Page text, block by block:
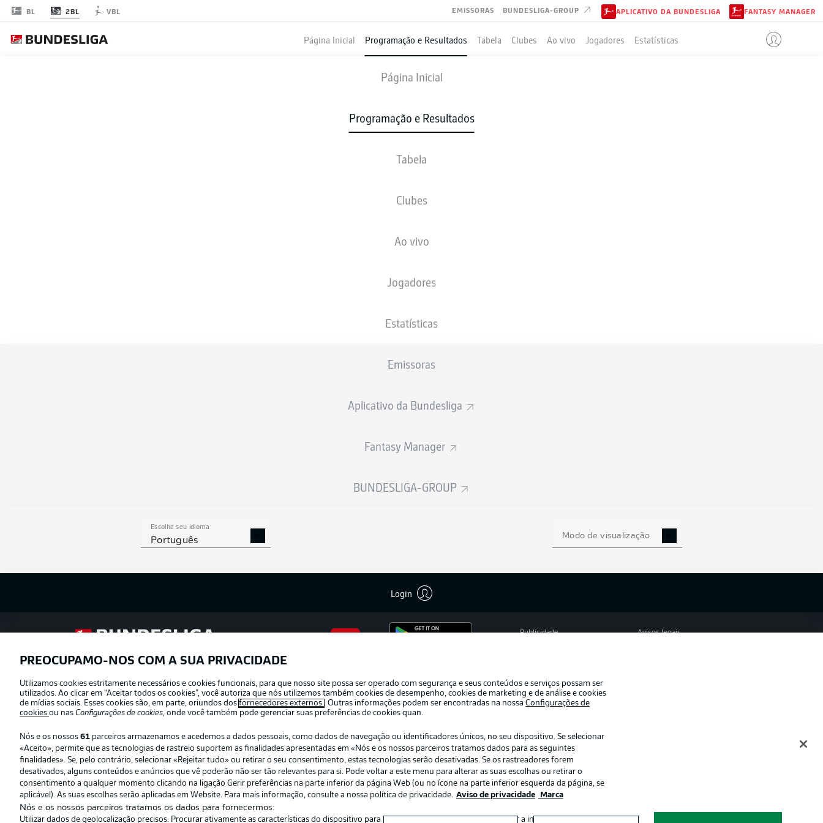
BL 2BL VBL EMISSORAS BUNDESLIGA-GROUP APLICATIVO DA BUNDESLIGA FANTASY MANAGER
Página Inicial Programação e Resultados Tabela Clubes Ao vivo Jogadores Estatísticas
Página Inicial
Programação e Resultados
Tabela
Clubes
Ao vivo
Jogadores
Estatísticas
Emissoras
Aplicativo da Bundesliga
Fantasy Manager
BUNDESLIGA-GROUP
Escolha seu idioma
Português Modo de visualização
Login
HERTHA BERLIN FC ENERGIE COTTBUS
ESCALAÇÕES
sex., 09.04.2027 - dom., 11.04.2027
Publicidade
Football as it’s meant to be
Oferecido por
Publicidade Avisos legais
Marca
Escolha seu idioma
PREOCUPAMO-NOS COM A SUA PRIVACIDADE
Utilizamos cookies estritamente necessários e cookies funcionais, para que nosso site possa ser operado com segurança e seus conteúdos e serviços possam ser
utilizados. Ao clicar em “Aceitar todos os cookies”, você autoriza que nós utilizemos também cookies de desempenho, cookies de marketing e de análise e cookies
de mídias sociais. Esses cookies são, em parte, oriundos dos fornecedores externos . Outras informações podem ser encontradas na nossa Configurações de
cookies ou nas Configurações de cookies, onde você também pode gerenciar suas preferências de cookies quan.
Nós e os nossos 61 parceiros armazenamos e acedemos a dados pessoais, como dados de navegação ou identificadores únicos, no seu dispositivo. Se selecionar
«Aceito», permite que as tecnologias de rastreio suportem as finalidades apresentadas em «Nós e os nossos parceiros tratamos dados para as seguintes
finalidades». Se, pelo contrário, selecionar «Rejeitar tudo» ou retirar o seu consentimento, estas tecnologias serão desativadas. Se os rastreadores forem
desativados, alguns conteúdos e anúncios que vê poderão não ser tão relevantes para si. Pode voltar a este menu para alterar as suas escolhas ou retirar o
consentimento a qualquer momento clicando na ligação Gerir preferências na parte inferior da página Web (ou no ícone na parte inferior esquerda da página, se
aplicável). As suas escolhas serão aplicadas em Website. Para mais informação, consulte a nossa política de privacidade. Aviso de privacidade Marca
Nós e os nossos parceiros tratamos os dados para fornecermos:
Utilizar dados de geolocalização precisos. Procurar ativamente as características do dispositivo para identificação. Armazenar e/ou aceder a informações num